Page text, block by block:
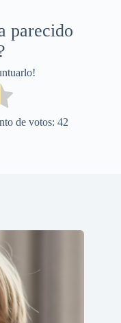
parecido
de votos: 42